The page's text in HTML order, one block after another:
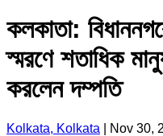
কলকাতা:
স্মরণে শতাধিক
করলেন দম্পতি
Kolkata, Kolkata Nov 30,